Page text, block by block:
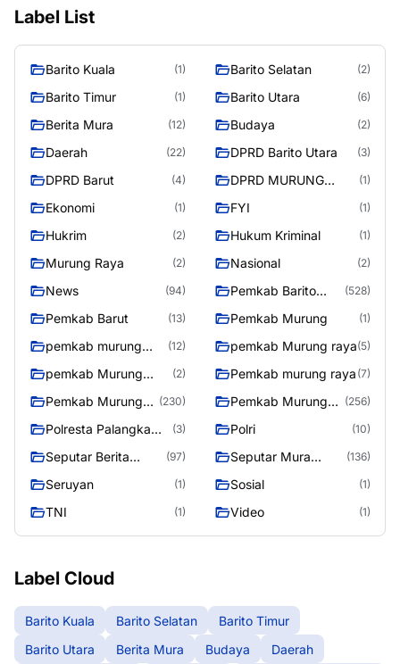
Label List
Barito Kuala (1) Barito Selatan (2)
Barito Timur (1) Barito Utara (6)
Berita Mura (12) Budaya (2)
Daerah (22) DPRD Barito Utara (3)
DPRD Barut (4)
DPRD MURUNG
(1)
Ekonomi (1) FYI (1)
Hukrim (2) Hukum Kriminal (1)
Murung Raya (2) Nasional (2)
News (94)
Pemkab Barito
(528)
Pemkab Barut (13) Pemkab Murung (1)
pemkab murung
(12) pemkab Murung raya(5)
pemkab Murung
(2) Pemkab murung raya (7)
Pemkab Murung
(230)
Pemkab Murung
(256)
Polresta Palangka
(3) Polri (10)
Seputar Berita
(97)
Seputar Mura
(136)
Seruyan (1) Sosial (1)
TNI (1) Video (1)
Label Cloud
Barito Kuala Barito Selatan
Barito Timur
Barito Utara
Berita Mura Budaya
Daerah